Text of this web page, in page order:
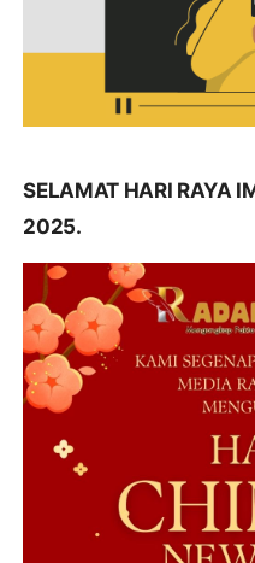
SELAMAT HARI RAYA
2025.